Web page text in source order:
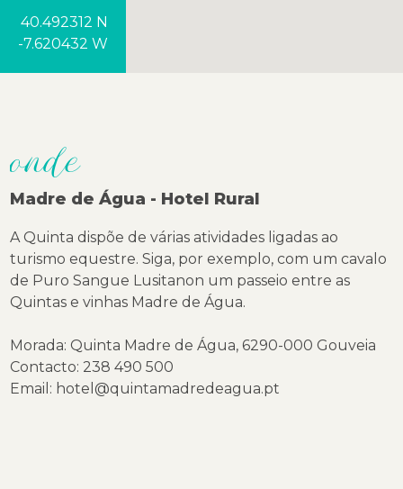
40.492312 N
-7.620432 W
onde
Madre de Água - Hotel Rural
A Quinta dispõe de várias atividades ligadas ao
turismo equestre. Siga, por exemplo, com um cavalo
de Puro Sangue Lusitanon um passeio entre as
Quintas e vinhas Madre de Água.
Morada: Quinta Madre de Água, 6290-000 Gouveia
Contacto: 238 490 500
Email: hotel@quintamadredeagua.pt